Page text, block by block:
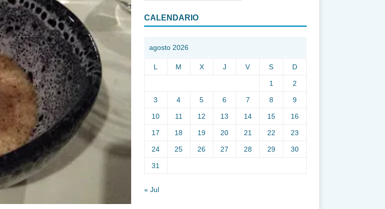
CALENDARIO
agosto 2026
L M X J V S D
1 2
3 4 5 6 7 8 9
10 11 12 13 14 15 16
17 18 19 20 21 22 23
24 25 26 27 28 29 30
31
« Jul